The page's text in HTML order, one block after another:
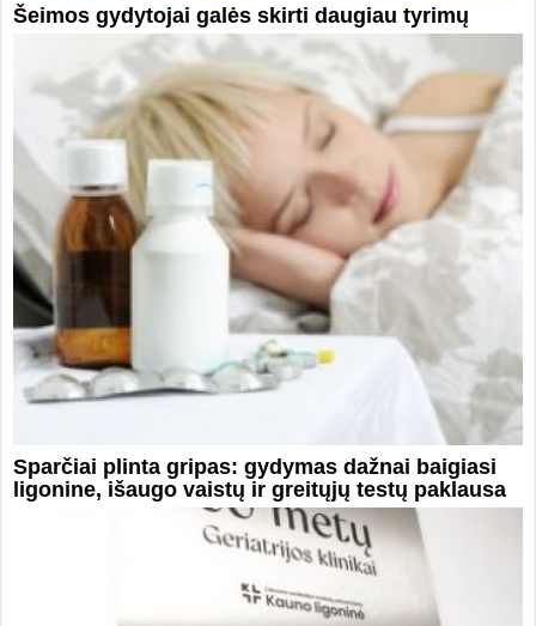
Šeimos gydytojai galės skirti daugiau tyrimų
Sparčiai plinta gripas: gydymas dažnai baigiasi
ligonine, išaugo vaistų ir greitųjų testų paklausa